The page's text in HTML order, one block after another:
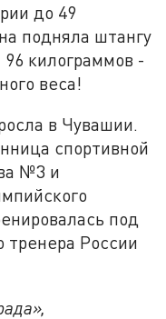
до 49
подняла штангу
килограммов -
веса!
в Чувашии.
спортивной
№3 и
под
тренера России